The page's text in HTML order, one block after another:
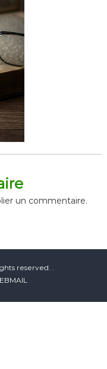
un commentaire.
reserved. .